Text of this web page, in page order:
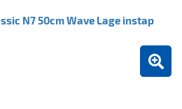
N7 50cm Wave Lage instap